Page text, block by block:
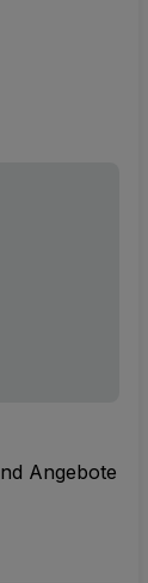
Angebote